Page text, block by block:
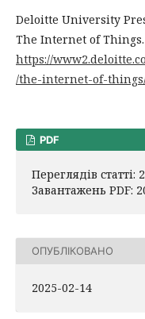
Deloitte University
The Internet of
https://
/the-internet-of-
PDF
Переглядів статті:
Завантажень PDF:
ОПУБЛІКОВАНО
2025-02-14